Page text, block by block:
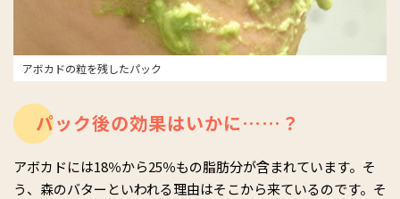
アボカドの粒を残したパック
パック後の効果はいかに……？
アボカドには18％から25％もの脂肪分が含まれています。そ
う、森のバターといわれる理由はそこから来ているのです。そ